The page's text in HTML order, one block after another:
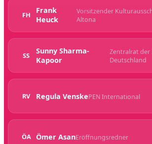
FH
Frank
Heuck
Vorsitzender
Altona
SS
Sunny Sharma-
Kapoor
Zentralrat der
Deutschland
RV Regula VenskePEN International
ÖA Ömer AsanEröffnungsredner